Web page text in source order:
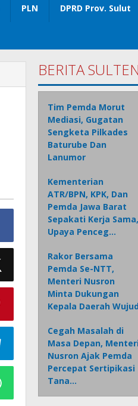
PLN DPRD Prov. Sulut
BERITA
Tim Pemda Morut
Mediasi, Gugatan
Sengketa Pilkades
Baturube Dan
Lanumor
Kementerian
ATR/BPN, KPK, Dan
Pemda Jawa Barat
Sepakati Kerja Sama,
Upaya Penceg…
Rakor Bersama
Pemda Se-NTT,
Menteri Nusron
Minta Dukungan
Kepala Daerah
Cegah Masalah di
Masa Depan, Menteri
Nusron Ajak Pemda
Percepat Sertipikasi
Tana…